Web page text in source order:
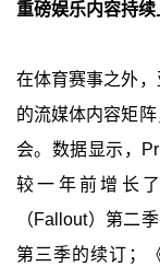
重磅娱乐内容持
在体育赛事之外
的流媒体内容矩
会。数据显示，
较一年前增长
（Fallout）第二
第三季的续订；